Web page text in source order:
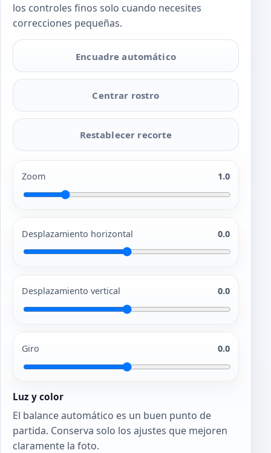
los controles finos solo cuando necesites
correcciones pequeñas.
Encuadre automático
Centrar rostro
Restablecer recorte
Zoom 1.0
Desplazamiento horizontal 0.0
Desplazamiento vertical 0.0
Giro 0.0
Luz y color
El balance automático es un buen punto de
partida. Conserva solo los ajustes que mejoren
claramente la foto.